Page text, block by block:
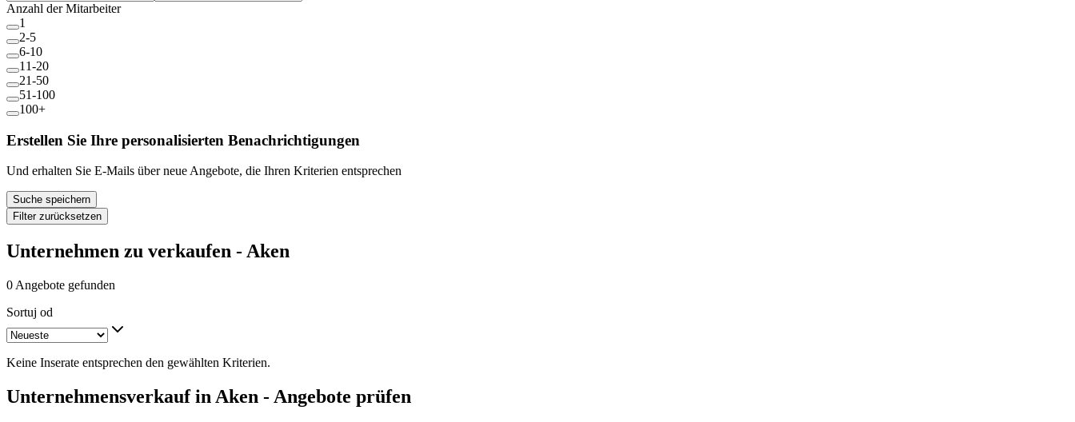
Anzahl der Mitarbeiter
1
2-5
6-10
11-20
21-50
51-100
100+
Erstellen Sie Ihre personalisierten Benachrichtigungen
Und erhalten Sie E-Mails über neue Angebote, die Ihren Kriterien entsprechen
Suche speichern
Filter zurücksetzen
Unternehmen zu verkaufen - Aken
0 Angebote gefunden
Sortuj od
Keine Inserate entsprechen den gewählten Kriterien.
Unternehmensverkauf in Aken - Angebote prüfen